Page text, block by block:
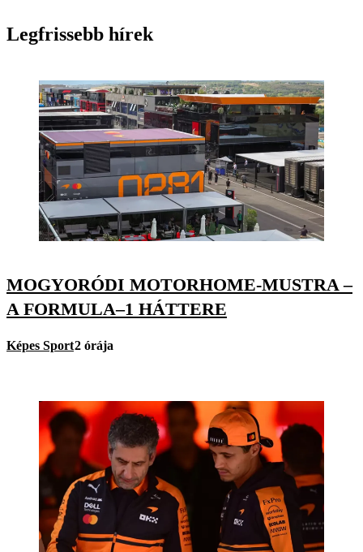
Legfrissebb hírek
MOGYORÓDI MOTORHOME-MUSTRA –
A FORMULA–1 HÁTTERE
Képes Sport2 órája